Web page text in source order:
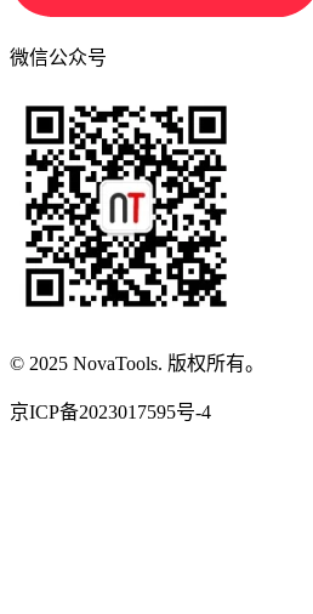
微信公众号
© 2025 NovaTools. 版权所有。
京ICP备2023017595号-4